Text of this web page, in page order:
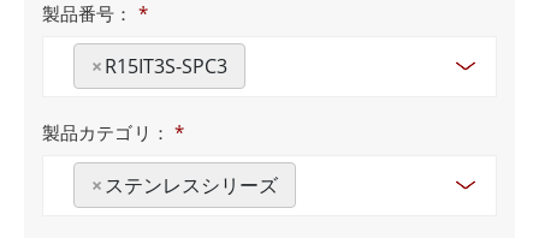
製品番号： *
×R15IT3S-SPC3
製品カテゴリ： *
×ステンレスシリーズ